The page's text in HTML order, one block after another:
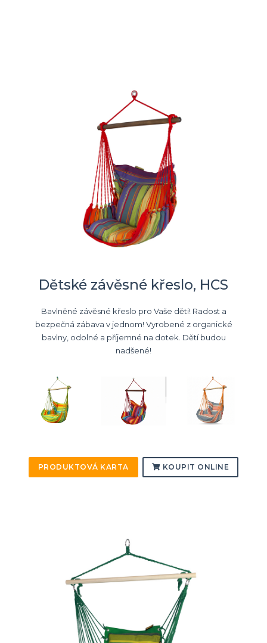
Dětské závěsné křeslo, HCS
Bavlněné závěsné křeslo pro Vaše děti! Radost a
bezpečná zábava v jednom! Vyrobené z organické
bavlny, odolné a příjemné na dotek. Dětí budou
nadšené!
PRODUKTOVÁ KARTA KOUPIT ONLINE